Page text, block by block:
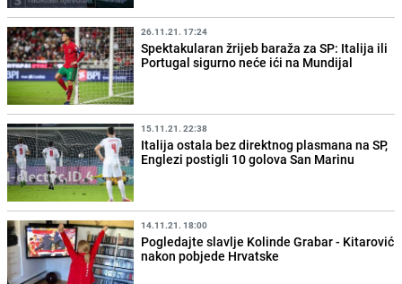
26.11.21. 17:24
Spektakularan žrijeb baraža za SP: Italija ili
Portugal sigurno neće ići na Mundijal
15.11.21. 22:38
Italija ostala bez direktnog plasmana na SP,
Englezi postigli 10 golova San Marinu
14.11.21. 18:00
Pogledajte slavlje Kolinde Grabar - Kitarović
nakon pobjede Hrvatske